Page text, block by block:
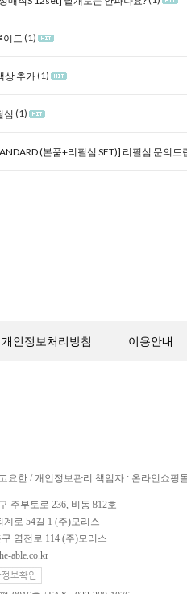
이드(1)
상 추가(1)
심(1)
(본품+리필심 SET)] 리필심 문의드
개인정보처리방침 이용안내
요한 / 개인정보관리 책임자 : 온라인쇼핑
주부토로 236, 비동 812호
로 54길 1 (주)모리스
염전로 114 (주)모리스
able.co.kr